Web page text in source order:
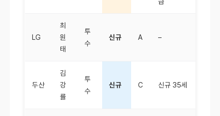
LG
최
원
태
투
수
신규 A –
두산
김
강
률
투
수
신규 C 신규 35세